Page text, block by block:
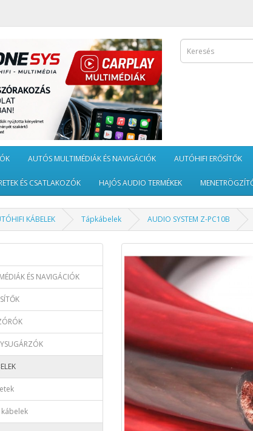
AUTÓS MULTIMÉDIÁK ÉS NAVIGÁCIÓK AUTÓHIFI ERŐSÍTŐK
ÉS CSATLAKOZÓK HAJÓS AUDIO TERMÉKEK
KÁBELEK Tápkábelek AUDIO SYSTEM Z-PC10B
ÉS NAVIGÁCIÓK